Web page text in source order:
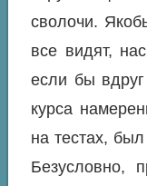
сволочи.
все видят,
если бы
курса
на тестах,
Безусловно,